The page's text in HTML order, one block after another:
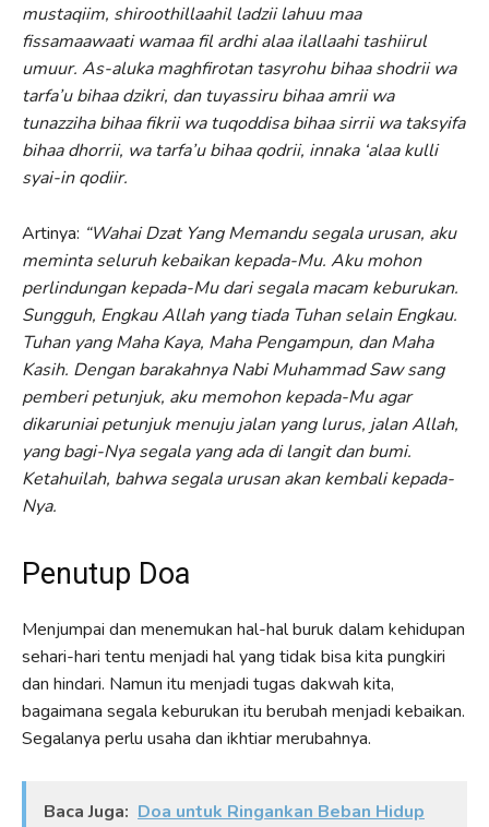
mustaqiim, shiroothillaahil ladzii lahuu maa
fissamaawaati wamaa fil ardhi alaa ilallaahi tashiirul
umuur. As-aluka maghfirotan tasyrohu bihaa shodrii wa
tarfa’u bihaa dzikri, dan tuyassiru bihaa amrii wa
tunazziha bihaa fikrii wa tuqoddisa bihaa sirrii wa taksyifa
bihaa dhorrii, wa tarfa’u bihaa qodrii, innaka ‘alaa kulli
syai-in qodiir.
Artinya: “Wahai Dzat Yang Memandu segala urusan, aku
meminta seluruh kebaikan kepada-Mu. Aku mohon
perlindungan kepada-Mu dari segala macam keburukan.
Sungguh, Engkau Allah yang tiada Tuhan selain Engkau.
Tuhan yang Maha Kaya, Maha Pengampun, dan Maha
Kasih. Dengan barakahnya Nabi Muhammad Saw sang
pemberi petunjuk, aku memohon kepada-Mu agar
dikaruniai petunjuk menuju jalan yang lurus, jalan Allah,
yang bagi-Nya segala yang ada di langit dan bumi.
Ketahuilah, bahwa segala urusan akan kembali kepada-
Nya.
Penutup Doa
Menjumpai dan menemukan hal-hal buruk dalam kehidupan
sehari-hari tentu menjadi hal yang tidak bisa kita pungkiri
dan hindari. Namun itu menjadi tugas dakwah kita,
bagaimana segala keburukan itu berubah menjadi kebaikan.
Segalanya perlu usaha dan ikhtiar merubahnya.
Baca Juga: Doa untuk Ringankan Beban Hidup